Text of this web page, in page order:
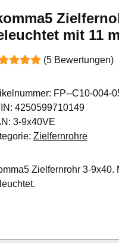
mit 11
(5 Bewertungen)
FP--C10-004-
4250599710149
3-9x40VE
Zielfernrohre
Zielfernrohr 3-9x40.